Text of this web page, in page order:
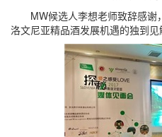
MW候选人李想老师致辞感谢
洛文尼亚精品酒发展机遇的独到见